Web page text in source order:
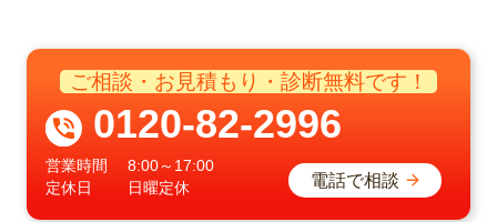
ご相談・お見積もり・診断無料です！
0120-82-2996
営業時間
8:00～17:00
定休日
日曜定休 電話で相談